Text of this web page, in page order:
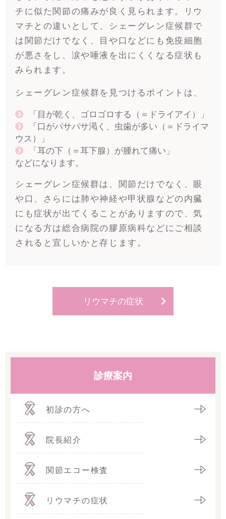
チに似た関節の痛みが良く見られます。リウ
マチとの違いとして、シェーグレン症候群で
は関節だけでなく、目や口などにも免疫細胞
が悪さをし、涙や唾液を出にくくなる症状も
みられます。
シェーグレン症候群を見つけるポイントは、
「目が乾く、ゴロゴロする（＝ドライアイ）」
「口がパサパサ渇く、虫歯が多い（＝ドライマ
ウス）」
「耳の下（＝耳下腺）が腫れて痛い」
などになります。
シェーグレン症候群は、関節だけでなく、眼
や口、さらには肺や神経や甲状腺などの内臓
にも症状が出てくることがありますので、気
になる方は総合病院の膠原病科などにご相談
されると宜しいかと存じます。
リウマチの症状
診療案内
初診の方へ
院長紹介
関節エコー検査
リウマチの症状